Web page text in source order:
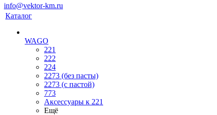
info@vektor-km.ru
Каталог
WAGO
221
222
224
2273 (без пасты)
2273 (с пастой)
773
Аксессуары к 221
Ещё